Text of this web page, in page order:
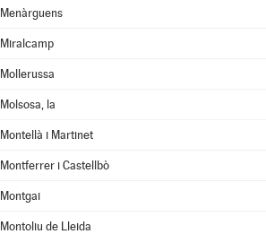
Menàrguens
Miralcamp
Mollerussa
Molsosa, la
Montellà i Martinet
Montferrer i Castellbò
Montgai
Montoliu de Lleida